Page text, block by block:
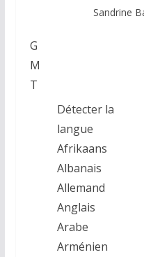
Sandrine
G
M
T
Détecter la
langue
Afrikaans
Albanais
Allemand
Anglais
Arabe
Arménien